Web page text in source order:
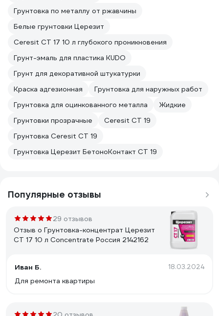
Грунтовка по металлу от ржавчины
Белые грунтовки Церезит
Ceresit CT 17 10 л глубокого проникновения
Грунт-эмаль для пластика KUDO
Грунт для декоративной штукатурки
Краска адгезионная
Грунтовка для наружных работ
Грунтовка для оцинкованного металла
Жидкие
Грунтовки прозрачные
Ceresit CT 19
Грунтовка Ceresit CT 19
Грунтовка Церезит БетоноКонтакт CT 19
Популярные отзывы
29 отзывов
Отзыв о Грунтовка-концентрат Церезит
CT 17 10 л Concentrate Россия 2142162
Иван Б. 18.03.2024
Для ремонта квартиры